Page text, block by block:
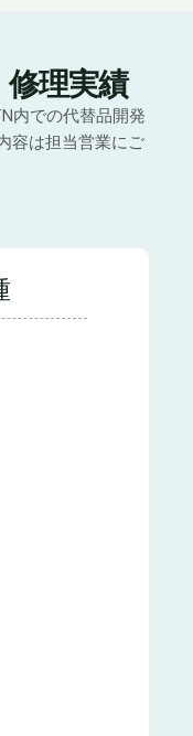
理実績
内での代替品開発
容は担当営業にご